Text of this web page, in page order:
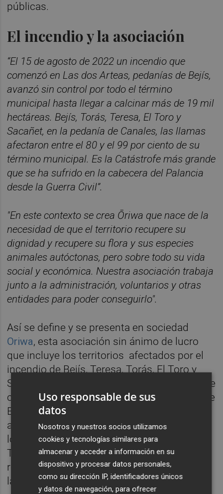
públicas.
El incendio y la asociación
“El 15 de agosto de 2022 un incendio que
comenzó en Las dos Arteas, pedanías de Bejís,
avanzó sin control por todo el término
municipal hasta llegar a calcinar más de 19 mil
hectáreas. Bejís, Torás, Teresa, El Toro y
Sacañet, en la pedanía de Canales, las llamas
afectaron entre el 80 y el 99 por ciento de su
término municipal. Es la Catástrofe más grande
que se ha sufrido en la cabecera del Palancia
desde la Guerra Civil”.
"En este contexto se crea Ōriwa que nace de la
necesidad de que el territorio recupere su
dignidad y recupere su flora y sus especies
animales autóctonas, pero sobre todo su vida
social y económica. Nuestra asociación trabaja
junto a la administración, voluntarios y otras
entidades para poder conseguirlo".
Así se define y se presenta en sociedad
Oriwa, esta asociación sin ánimo de lucro
que incluye los territorios afectados por el
incendio de Bejís, Teresa, Torás, El Toro y
Sacañet. La entidad trabaja con el objetivo de
conseguir la recuperación socioambiental de
Bejís, Teresa, Torás y Sacañet y por ello pide
a la Generalitat, la Diputación de Castellón y
los Ayuntamientos de Bejís, El Toro, Teresa,
Torás y Sacañet inversiones urgentes para
recuperar los montes quemados e impulsar
la actividad económica de la zona afectada.
Uso responsable de sus
datos
Nosotros y nuestros socios utilizamos
cookies y tecnologías similares para
almacenar y acceder a información en su
dispositivo y procesar datos personales,
como su dirección IP, identificadores únicos
y datos de navegación, para ofrecer